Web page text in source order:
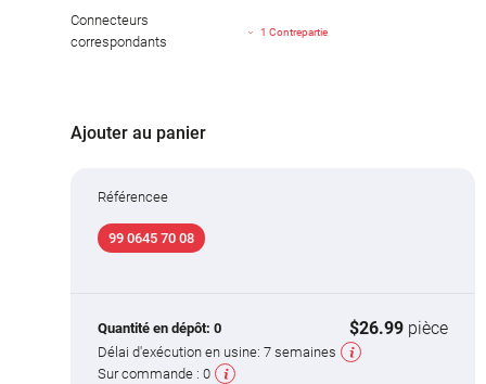
Connecteurs
correspondants
1 Contrepartie
Ajouter au panier
Référencee
99 0645 70 08
Quantité en dépôt: 0 $26.99 pièce
Délai d'exécution en usine: 7 semaines
Sur commande : 0